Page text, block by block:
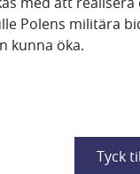
Polens militära
kunna öka.
Tyck